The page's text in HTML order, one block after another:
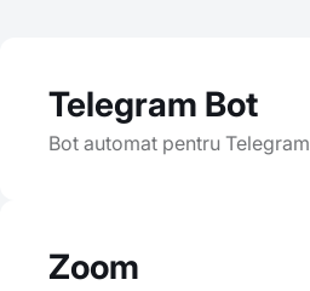
Telegram Bot
Bot automat pentru Telegram
Zoom